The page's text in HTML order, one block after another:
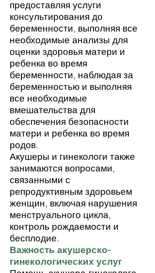
предоставляя услуги
консультирования до
беременности, выполняя все
необходимые анализы для
оценки здоровья матери и
ребенка во время
беременности, наблюдая за
беременностью и выполняя
все необходимые
вмешательства для
обеспечения безопасности
матери и ребенка во время
родов.
Акушеры и гинекологи также
занимаются вопросами,
связанными с
репродуктивным здоровьем
женщин, включая нарушения
менструального цикла,
контроль рождаемости и
бесплодие.
Важность акушерско-
гинекологических услуг